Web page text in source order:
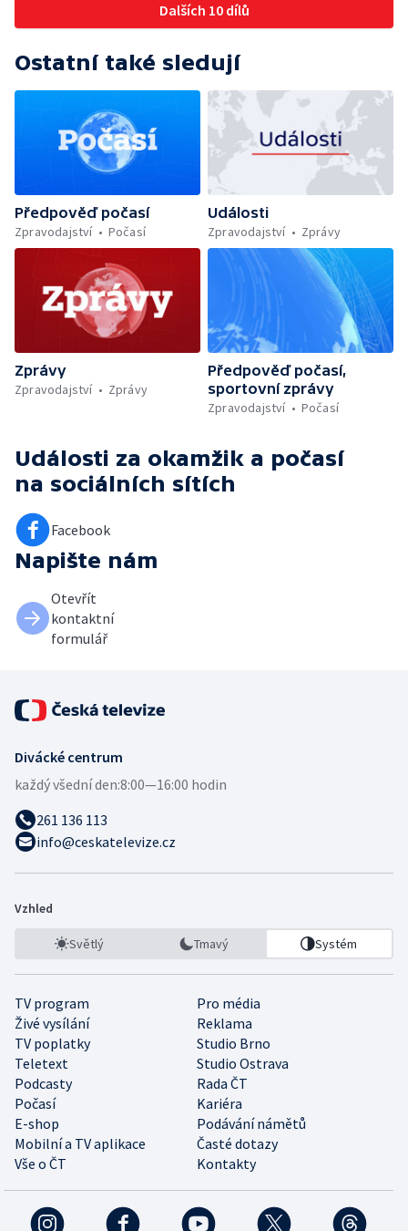
Dalších 10 dílů
Ostatní také sledují
Předpověď počasí
Zpravodajství
Počasí
Události
Zpravodajství
Zprávy
Zprávy
Zpravodajství
Zprávy
Předpověď počasí,
sportovní zprávy
Zpravodajství
Počasí
Události za okamžik a počasí
na sociálních sítích
Facebook
Napište nám
Otevřít
kontaktní
formulář
Divácké centrum
každý všední den:8:00—16:00 hodin
261 136 113
info@ceskatelevize.cz
Vzhled
Světlý Tmavý Systém
TV program
Pro média
Živé vysílání
Reklama
TV poplatky
Studio Brno
Teletext
Studio Ostrava
Podcasty
Rada ČT
Počasí
Kariéra
E-shop
Podávání námětů
Mobilní a TV aplikace
Časté dotazy
Vše o ČT
Kontakty